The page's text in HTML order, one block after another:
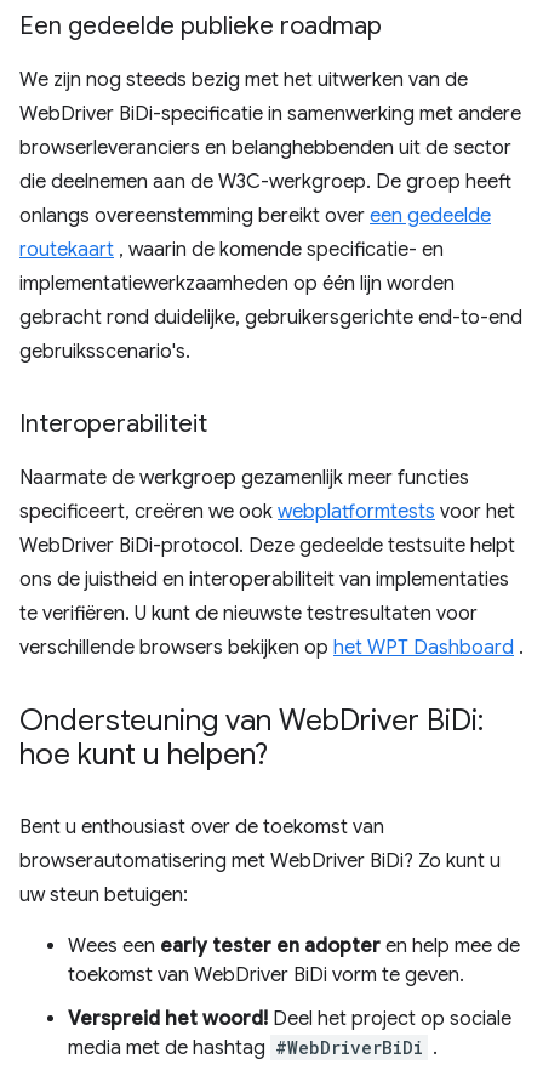
Een gedeelde publieke roadmap
We zijn nog steeds bezig met het uitwerken van de
WebDriver BiDi-specificatie in samenwerking met andere
browserleveranciers en belanghebbenden uit de sector
die deelnemen aan de W3C-werkgroep. De groep heeft
onlangs overeenstemming bereikt over een gedeelde
routekaart , waarin de komende specificatie- en
implementatiewerkzaamheden op één lijn worden
gebracht rond duidelijke, gebruikersgerichte end-to-end
gebruiksscenario's.
Interoperabiliteit
Naarmate de werkgroep gezamenlijk meer functies
specificeert, creëren we ook webplatformtests voor het
WebDriver BiDi-protocol. Deze gedeelde testsuite helpt
ons de juistheid en interoperabiliteit van implementaties
te verifiëren. U kunt de nieuwste testresultaten voor
verschillende browsers bekijken op het WPT Dashboard .
Ondersteuning van WebDriver BiDi:
hoe kunt u helpen?
Bent u enthousiast over de toekomst van
browserautomatisering met WebDriver BiDi? Zo kunt u
uw steun betuigen:
Wees een early tester en adopter en help mee de
toekomst van WebDriver BiDi vorm te geven.
Verspreid het woord! Deel het project op sociale
media met de hashtag #WebDriverBiDi .